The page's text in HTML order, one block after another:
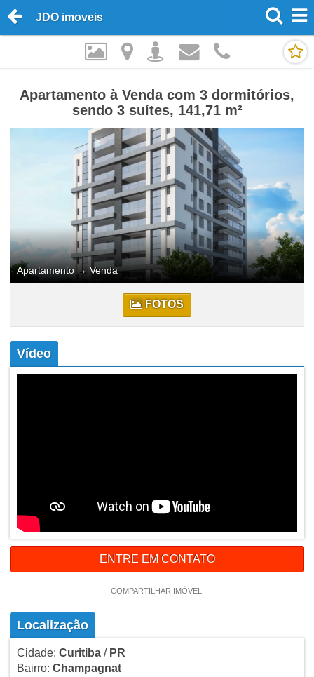
JDO imoveis
Apartamento à Venda com 3 dormitórios,
sendo 3 suítes, 141,71 m²
Apartamento→Venda
FOTOS
Vídeo
ENTRE EM CONTATO
COMPARTILHAR IMÓVEL:
Localização
Cidade: Curitiba/ PR
Bairro: Champagnat